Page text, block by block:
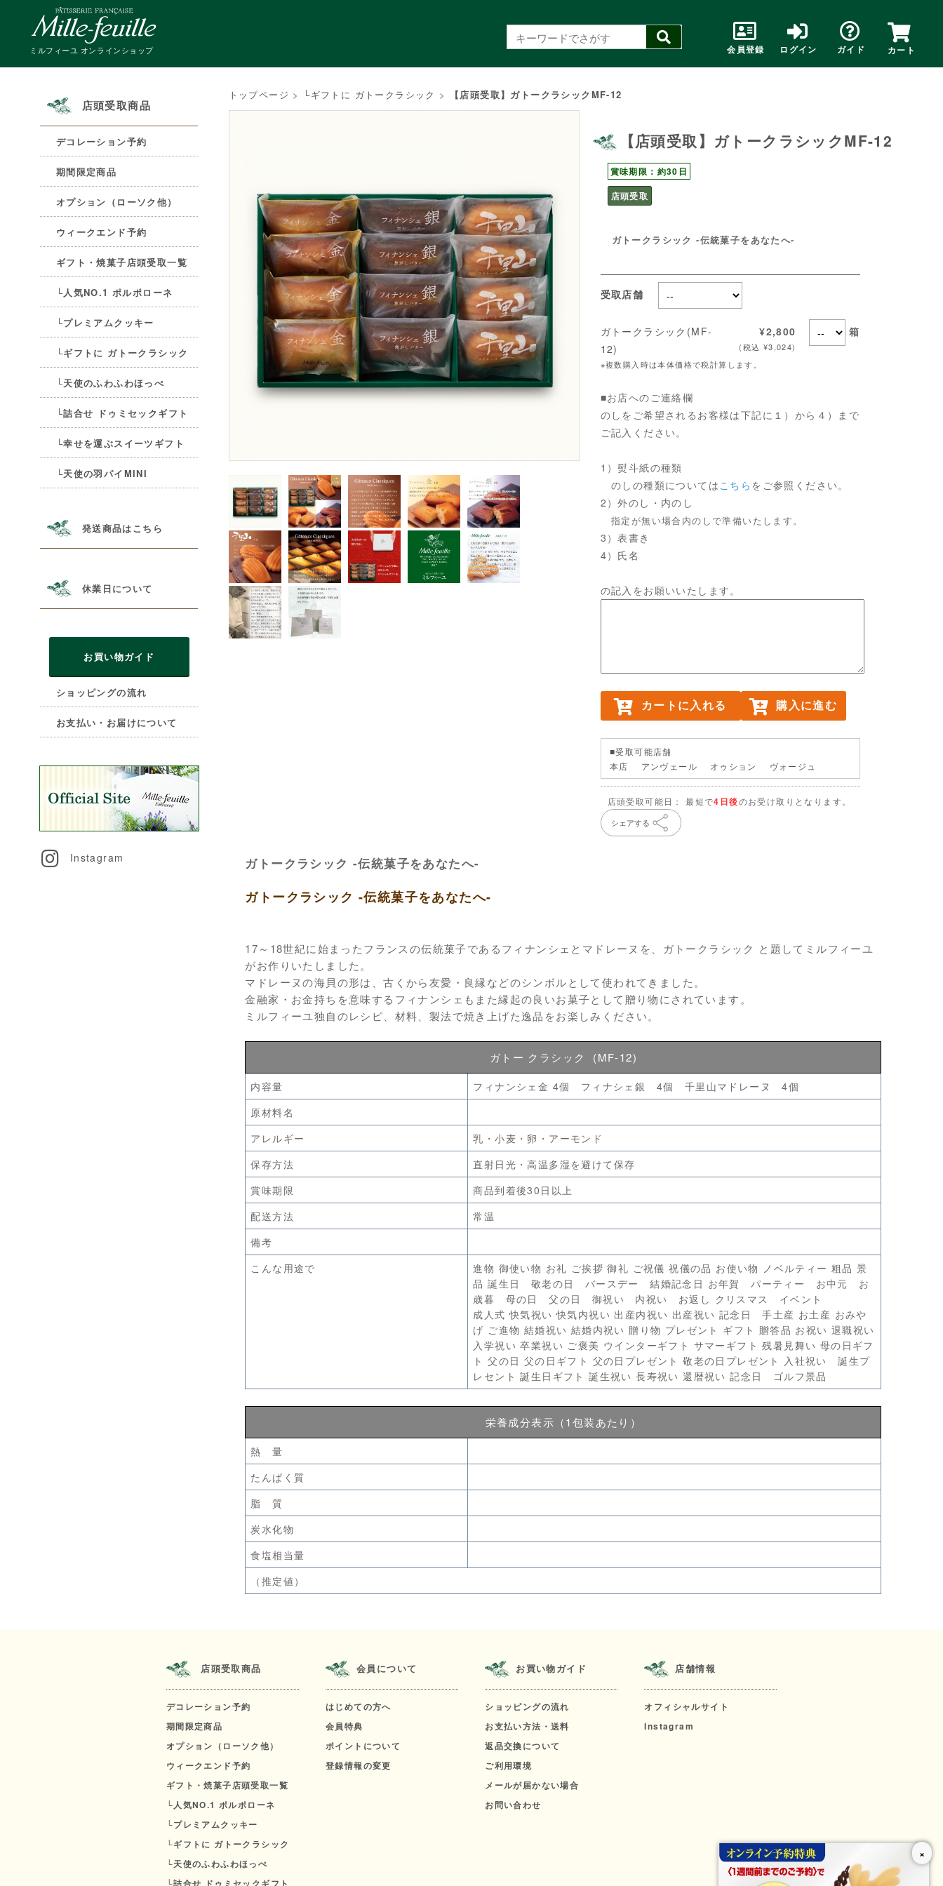
×
会員登録 ログイン ガイド カート
ミルフィーユ オンラインショップ
店頭受取商品
デコレーション予約
期間限定商品
オプション（ローソク他）
ウィークエンド予約
ギフト・焼菓子店頭受取一覧
└人気NO.1 ポルポローネ
└プレミアムクッキー
└ギフトに ガトークラシック
└天使のふわふわほっぺ
└詰合せ ドゥミセックギフト
└幸せを運ぶスイーツギフト
└天使の羽パイMINI
発送商品はこちら
休業日について
お買い物ガイド
ショッピングの流れ
お支払い・お届けについて
Instagram
トップページ > └ギフトに ガトークラシック > 【店頭受取】ガトークラシックMF-12
【店頭受取】ガトークラシックMF-12
賞味期限：約30日
店頭受取
ガトークラシック -伝統菓子をあなたへ-
受取店舗
ガトークラシック(MF-
12)
¥2,800
(税込 ¥3,024)
箱
※複数購入時は本体価格で税計算します。
■お店へのご連絡欄
のしをご希望されるお客様は下記に１）から４）まで
ご記入ください。
1）熨斗紙の種類
のしの種類については こちら をご参照ください。
2）外のし・内のし
指定が無い場合内のしで準備いたします。
3）表書き
4）氏名
の記入をお願いいたします。
カートに入れる 購入に進む
■受取可能店舗
本店 アンヴェール オゥション ヴォージュ
店頭受取可能日： 最短で4日後のお受け取りとなります。
シェアする
ガトークラシック -伝統菓子をあなたへ-
ガトークラシック -伝統菓子をあなたへ-
17～18世紀に始まったフランスの伝統菓子であるフィナンシェとマドレーヌを、ガトークラシック と題してミルフィーユ
がお作りいたしました。
マドレーヌの海貝の形は、古くから友愛・良縁などのシンボルとして使われてきました。
金融家・お金持ちを意味するフィナンシェもまた縁起の良いお菓子として贈り物にされています。
ミルフィーユ独自のレシピ、材料、製法で焼き上げた逸品をお楽しみください。
ガトー クラシック (MF-12)
内容量
フィナンシェ金 4個 フィナシェ銀 4個 千里山マドレーヌ 4個
原材料名
アレルギー
乳・小麦・卵・アーモンド
保存方法
直射日光・高温多湿を避けて保存
賞味期限
商品到着後30日以上
配送方法
常温
備考
こんな用途で
進物 御使い物 お礼 ご挨拶 御礼 ご祝儀 祝儀の品 お使い物 ノベルティー 粗品 景
品 誕生日 敬老の日 バースデー 結婚記念日 お年賀 パーティー お中元 お
歳暮 母の日 父の日 御祝い 内祝い お返し クリスマス イベント
成人式 快気祝い 快気内祝い 出産内祝い 出産祝い 記念日 手土産 お土産 おみや
げ ご進物 結婚祝い 結婚内祝い 贈り物 プレゼント ギフト 贈答品 お祝い 退職祝い
入学祝い 卒業祝い ご褒美 ウインターギフト サマーギフト 残暑見舞い 母の日ギフ
ト 父の日 父の日ギフト 父の日プレゼント 敬老の日プレゼント 入社祝い 誕生プ
レセント 誕生日ギフト 誕生祝い 長寿祝い 還暦祝い 記念日 ゴルフ景品
栄養成分表示（1包装あたり）
熱 量
たんぱく質
脂 質
炭水化物
食塩相当量
（推定値）
店頭受取商品
デコレーション予約
期間限定商品
オプション（ローソク他）
ウィークエンド予約
ギフト・焼菓子店頭受取一覧
└人気NO.1 ポルポローネ
└プレミアムクッキー
└ギフトに ガトークラシック
└天使のふわふわほっぺ
└詰合せ ドゥミセックギフト
会員について
はじめての方へ
会員特典
ポイントについて
登録情報の変更
お買い物ガイド
ショッピングの流れ
お支払い方法・送料
返品交換について
ご利用環境
メールが届かない場合
お問い合わせ
店舗情報
オフィシャルサイト
Instagram